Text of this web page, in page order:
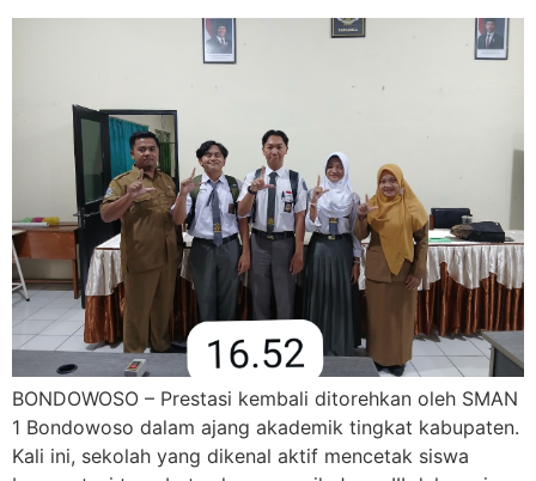
BONDOWOSO – Prestasi kembali ditorehkan oleh SMAN
1 Bondowoso dalam ajang akademik tingkat kabupaten.
Kali ini, sekolah yang dikenal aktif mencetak siswa